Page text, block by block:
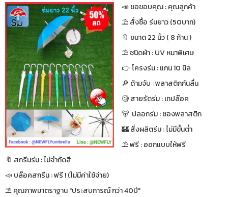
📣 ขอขอบคุณ : คุณลูกค้า
⛱ สั่งซื้อ ร่มยาว (50บาท)
🔖 ขนาด 22 นิ้ว ( 8 ก้าน )
⛱ ชนิดผ้า : UV หนาพิเศษ
👉 โครงร่ม : แกน 10 มิล
🔎 ด้ามจับ : พลาสติกกันลื่น
🧐 สายรัดร่ม : เทปล๊อค
🐻 ปลอกร่ม : ซองพลาสติก
🏰 สั่งผลิตร่ม : ไม่มีขั้นต่ำ
⛱ ฟรี : ออกแบบให้ฟรี
🔖 สกรีนร่ม : ไม่จำกัดสี
📣 บล๊อคสกรีน : ฟรี ! (ไม่มีค่าใช้จ่าย)
⛱ คุณภาพมาตราฐาน "ประสบการณ์ กว่า 40ปี"